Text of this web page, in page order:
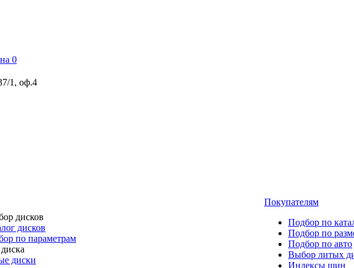
0
1, оф.4
дисков
дисков
по параметрам
диски
Покупателям
Подбор по
Подбор по
Подбор по авто
Выбор литых
Индексы шин